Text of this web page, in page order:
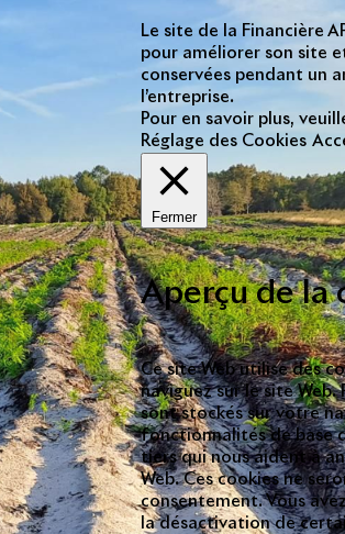
Le site de la Financière
pour améliorer son site
conservées pendant un
l’entreprise.
Pour en savoir plus,
Réglage des Cookies
Fermer
Aperçu de la
Ce site Web utilise des
naviguez sur le site Web.
sont stockés sur votre
fonctionnalités de base
tiers qui nous aident à
Web. Ces cookies ne
consentement. Vous
la désactivation de